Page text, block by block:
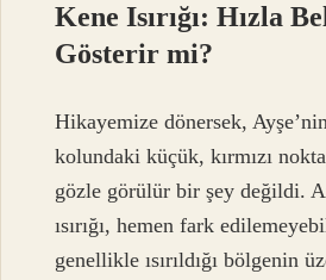
Kene Isırığı: Hızla
Gösterir mi?
Hikayemize dönersek,
kolundaki küçük, kırmızı
gözle görülür bir şey değildi.
ısırığı, hemen fark
genellikle ısırıldığı bölgenin